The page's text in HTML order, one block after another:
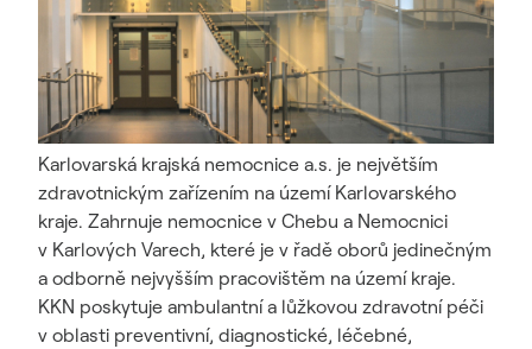
Karlovarská krajská nemocnice a.s. je největším
zdravotnickým zařízením na území Karlovarského
kraje. Zahrnuje nemocnice v Chebu a Nemocnici
v Karlových Varech, které je v řadě oborů jedinečným
a odborně nejvyšším pracovištěm na území kraje.
KKN poskytuje ambulantní a lůžkovou zdravotní péči
v oblasti preventivní, diagnostické, léčebné,